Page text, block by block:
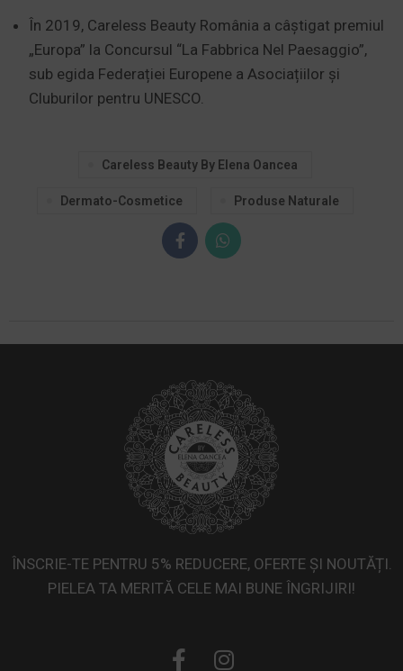
În 2019, Careless Beauty România a câștigat premiul
„Europa” la Concursul “La Fabbrica Nel Paesaggio”,
sub egida Federației Europene a Asociațiilor și
Cluburilor pentru UNESCO.
Careless Beauty By Elena Oancea
Dermato-Cosmetice Produse Naturale
ÎNSCRIE-TE PENTRU 5% REDUCERE, OFERTE ȘI NOUTĂȚI.
PIELEA TA MERITĂ CELE MAI BUNE ÎNGRIJIRI!